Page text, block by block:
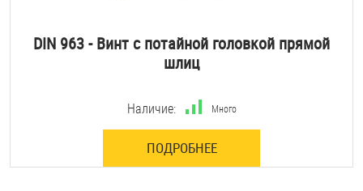
DIN 963 - Винт с потайной головкой прямой
шлиц
Наличие: Много
ПОДРОБНЕЕ